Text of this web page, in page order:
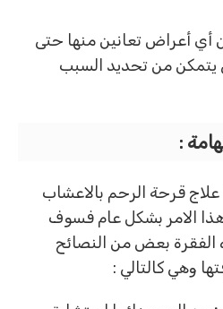
أي أعراض تعانين منها حتى
يتمكن من تحديد السبب
:
قرحة الرحم بالاعشاب
الامر بشكل عام فسوف
بعض من النصائح
وهي كالتالي :